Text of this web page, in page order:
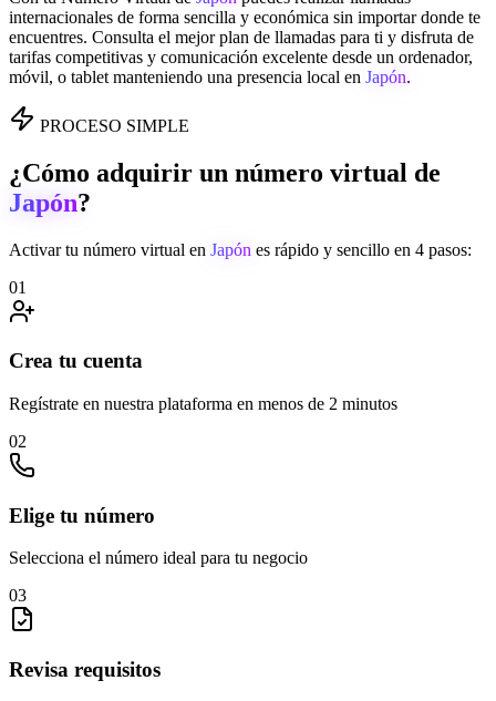
internacionales de forma sencilla y económica sin importar donde te
encuentres. Consulta el mejor plan de llamadas para ti y disfruta de
tarifas competitivas y comunicación excelente desde un ordenador,
móvil, o tablet manteniendo una presencia local en Japón.
PROCESO SIMPLE
¿Cómo adquirir un número virtual de
Japón?
Activar tu número virtual en Japón es rápido y sencillo en 4 pasos:
01
Crea tu cuenta
Regístrate en nuestra plataforma en menos de 2 minutos
02
Elige tu número
Selecciona el número ideal para tu negocio
03
Revisa requisitos